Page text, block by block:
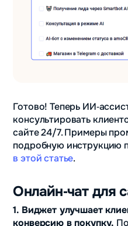
Готово! Теперь
консультировать
сайте 24/7. Примеры
подробную инструкцию
в этой статье.
Онлайн‑чат для
1. Виджет улучшает
конверсию в покупку.